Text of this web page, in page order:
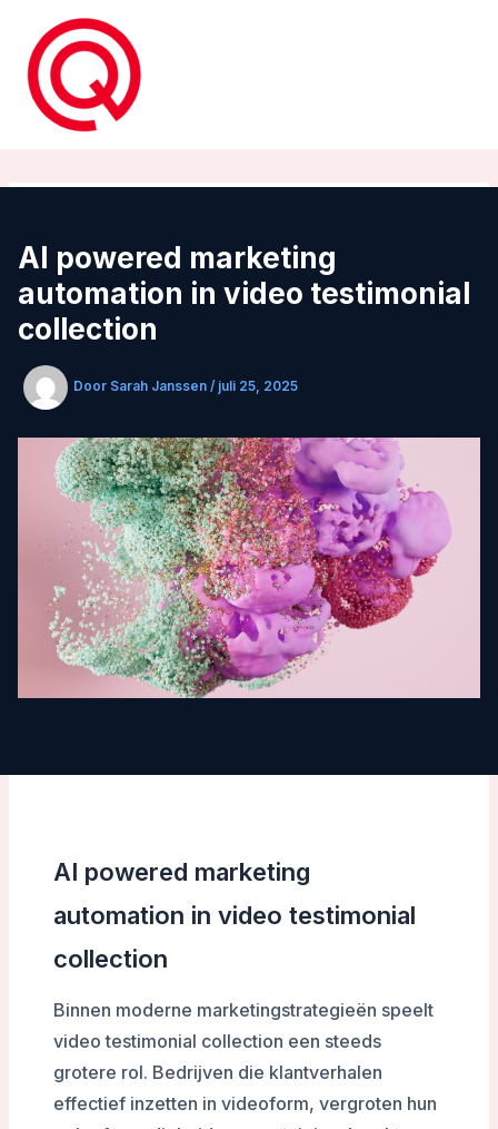
inhoud
AI powered marketing
automation in video testimonial
collection
Door Sarah Janssen / juli 25, 2025
AI powered marketing
automation in video testimonial
collection
Binnen moderne marketingstrategieën speelt
video testimonial collection een steeds
grotere rol. Bedrijven die klantverhalen
effectief inzetten in videoform, vergroten hun